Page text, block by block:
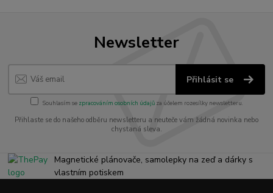
Newsletter
Přihlásit se
Souhlasím se zpracováním osobních údajůza účelem rozesílky newsletteru.
Přihlaste se do našeho odběru newsletteru a neuteče vám žádná novinka nebo
chystaná sleva.
Magnetické plánovače, samolepky na zeď a dárky s
vlastním potiskem